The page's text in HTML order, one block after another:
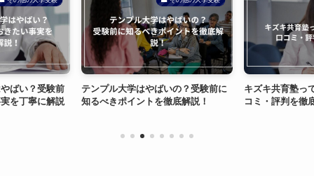
ばい？受験前
を丁寧に解説
テンプル大学はやばいの？受験前に
知るべきポイントを徹底解説！
キズキ共育塾っ
コミ・評判を徹